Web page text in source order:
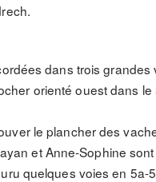
dans trois
orienté ouest dans
le plancher des
et Anne-Sophine
quelques voies en 5a-